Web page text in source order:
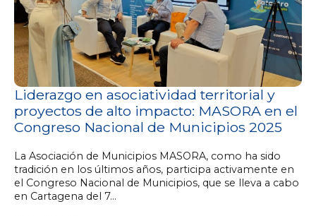
Liderazgo en asociatividad territorial y
proyectos de alto impacto: MASORA en el
Congreso Nacional de Municipios 2025
La Asociación de Municipios MASORA, como ha sido
tradición en los últimos años, participa activamente en
el Congreso Nacional de Municipios, que se lleva a cabo
en Cartagena del 7…